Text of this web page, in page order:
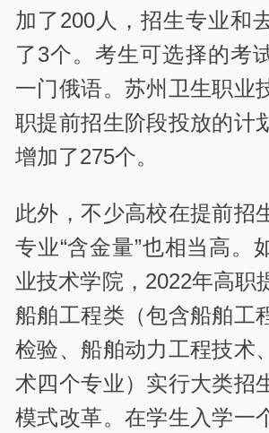
加了200人，招生专业和
了3个。考生可选择的考
一门俄语。苏州卫生职业
职提前招生阶段投放的计
增加了275个。
此外，不少高校在提前招
专业“含金量”也相当高。
业技术学院，2022年高职
船舶工程类（包含船舶工
检验、船舶动力工程技术
术四个专业）实行大类招
模式改革。在学生入学一